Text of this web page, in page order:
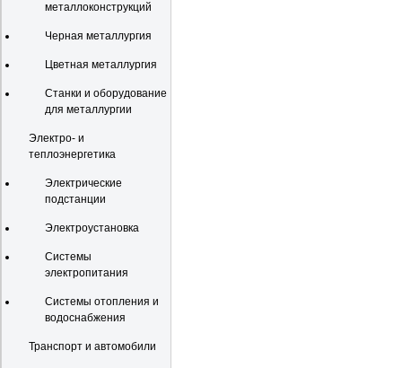
металлоконструкций
Черная металлургия
Цветная металлургия
Станки и оборудование
для металлургии
Электро- и
теплоэнергетика
Электрические
подстанции
Электроустановка
Системы
электропитания
Системы отопления и
водоснабжения
Транспорт и автомобили